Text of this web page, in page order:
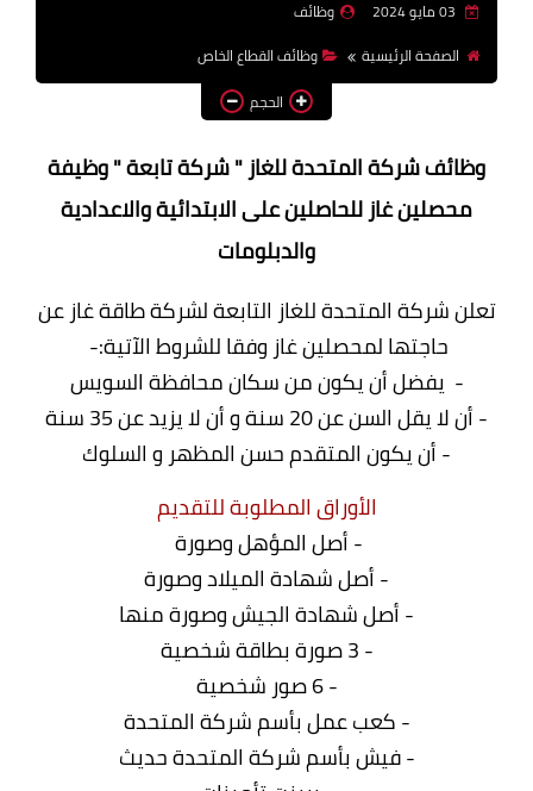
بالجامعات والمعاهد
اخبار
وظائف
الصفحة الرئيسية
وظائف القطاع الخاص
الحجم
وظائف شركة المتحدة للغاز " شركة تابعة " وظيفة
محصلين غاز للحاصلين على الابتدائية والاعدادية
والدبلومات
تعلن شركة المتحدة للغاز التابعة لشركة طاقة غاز عن
حاجتها لمحصلين غاز وفقا للشروط الآتية:-
- يفضل أن يكون من سكان محافظة السويس
- أن لا يقل السن عن 20 سنة و أن لا يزيد عن 35 سنة
- أن يكون المتقدم حسن المظهر و السلوك
الأوراق المطلوبة للتقديم
- أصل المؤهل وصورة
- أصل شهادة الميلاد وصورة
- أصل شهادة الجيش وصورة منها
- 3 صورة بطاقة شخصية
- 6 صور شخصية
- كعب عمل بأسم شركة المتحدة
- فيش بأسم شركة المتحدة حديث